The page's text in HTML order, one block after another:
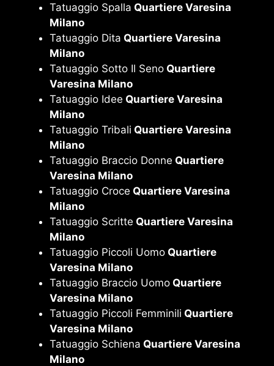
Tatuaggio Spalla Quartiere Varesina
Milano
Tatuaggio Dita Quartiere Varesina
Milano
Tatuaggio Sotto Il Seno Quartiere
Varesina Milano
Tatuaggio Idee Quartiere Varesina
Milano
Tatuaggio Tribali Quartiere Varesina
Milano
Tatuaggio Braccio Donne Quartiere
Varesina Milano
Tatuaggio Croce Quartiere Varesina
Milano
Tatuaggio Scritte Quartiere Varesina
Milano
Tatuaggio Piccoli Uomo Quartiere
Varesina Milano
Tatuaggio Braccio Uomo Quartiere
Varesina Milano
Tatuaggio Piccoli Femminili Quartiere
Varesina Milano
Tatuaggio Schiena Quartiere Varesina
Milano